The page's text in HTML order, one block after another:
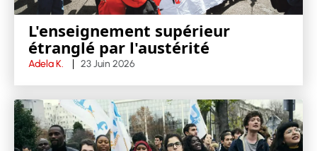
L'enseignement supérieur
étranglé par l'austérité
Adela K. 23 Juin 2026